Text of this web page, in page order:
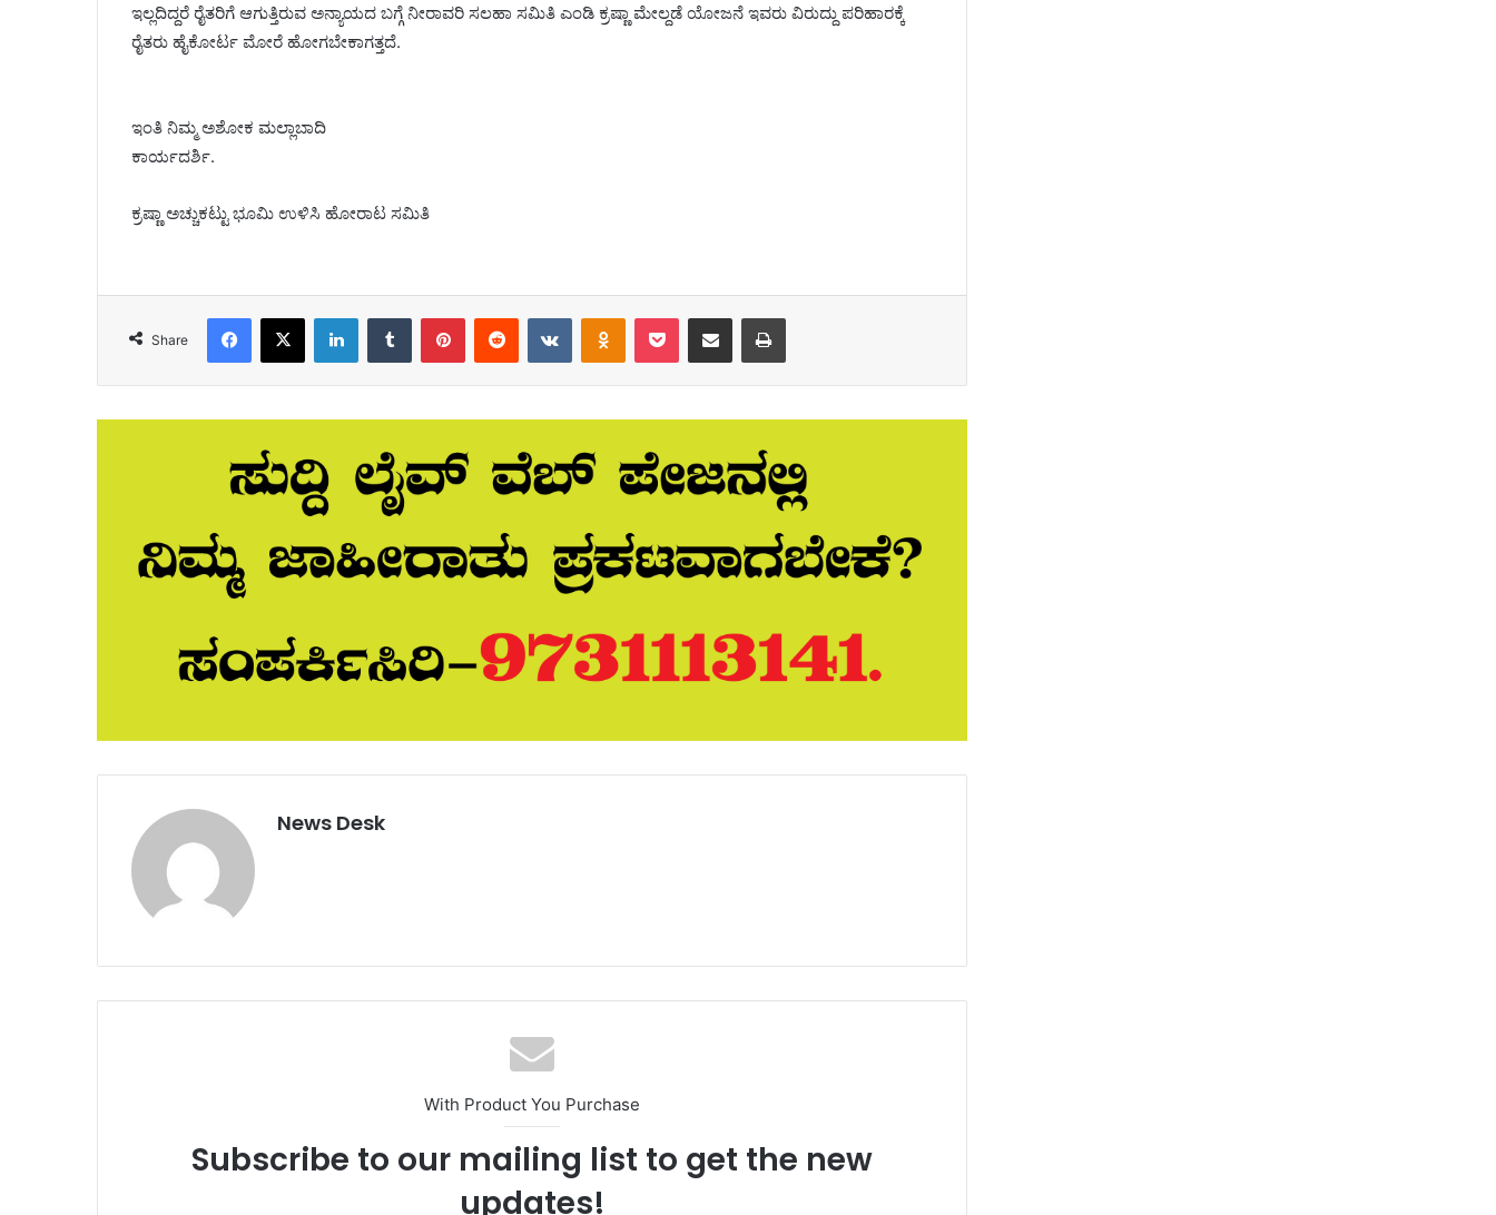
ಇಲ್ಲದಿದ್ದರೆ ರೈತರಿಗೆ ಆಗುತ್ತಿರುವ ಅನ್ಯಾಯದ ಬಗ್ಗೆ ನೀರಾವರಿ ಸಲಹಾ ಸಮಿತಿ ಎಂಡಿ ಕ್ರಷ್ಣಾ ಮೇಲ್ದಡೆ ಯೋಜನೆ ಇವರು ವಿರುದ್ದು ಪರಿಹಾರಕ್ಕೆ
ರೈತರು ಹೈಕೋರ್ಟ ಮೋರೆ ಹೋಗಬೇಕಾಗತ್ತದೆ.
ಇಂತಿ ನಿಮ್ಮ ಅಶೋಕ ಮಲ್ಲಾಬಾದಿ
ಕಾರ್ಯದರ್ಶಿ.
ಕ್ರಷ್ಣಾ ಅಚ್ಚುಕಟ್ಟು ಭೂಮಿ ಉಳಿಸಿ ಹೋರಾಟ ಸಮಿತಿ
Share
Facebook
X LinkedInTumblr PinterestReddit VKontakteOdnoklassniki
Pocket Share via Email Print
News Desk
With Product You Purchase
Subscribe to our mailing list to get the new
updates!